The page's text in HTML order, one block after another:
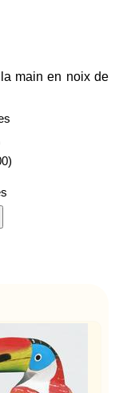
main en noix de